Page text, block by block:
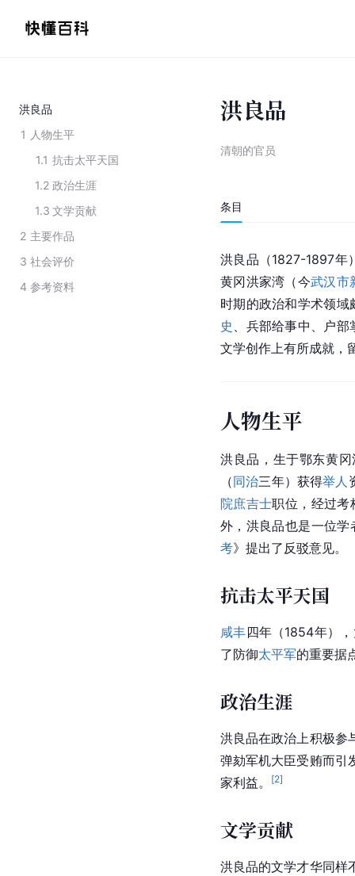
洪良品
1 人物生平
1.1 抗击太平天国
1.2 政治生涯
1.3 文学贡献
2 主要作品
3 社会评价
4 参考资料
洪良品
清朝的官员
条目
洪良品（1827-1897年
黄冈洪家湾（今武汉市
时期的政治和学术领
史
、兵部给事中、户
文学创作上有所成就，
人物生平
洪良品，生于鄂东黄
（同治三年）获得举人
院庶吉士职位，经过考
外，洪良品也是一位学
考》提出了反驳意见。
抗击太平天国
咸丰四年（1854年）
了防御太平军的重要据
政治生涯
洪良品在政治上积极参
弹劾军机大臣受贿而引
家利益。
[2]
文学贡献
洪良品的文学才华同样